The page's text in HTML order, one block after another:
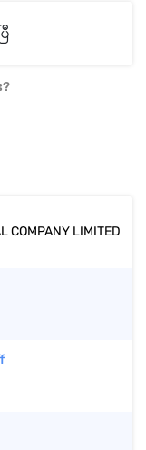
COMPANY LIMITED